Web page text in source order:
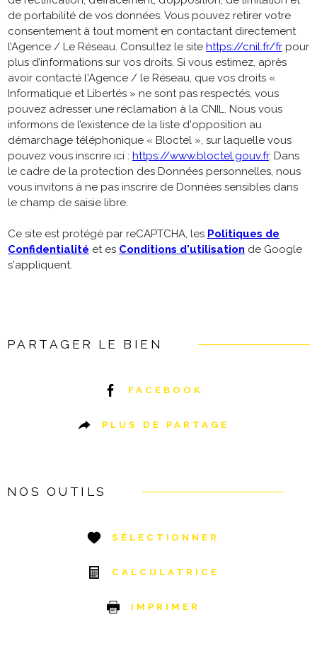
de portabilité de vos données. Vous pouvez retirer votre
consentement à tout moment en contactant directement
l’Agence / Le Réseau. Consultez le site https://cnil.fr/fr pour
plus d’informations sur vos droits. Si vous estimez, après
avoir contacté l'Agence / le Réseau, que vos droits «
Informatique et Libertés » ne sont pas respectés, vous
pouvez adresser une réclamation à la CNIL. Nous vous
informons de l’existence de la liste d'opposition au
démarchage téléphonique « Bloctel », sur laquelle vous
pouvez vous inscrire ici : https://www.bloctel.gouv.fr. Dans
le cadre de la protection des Données personnelles, nous
vous invitons à ne pas inscrire de Données sensibles dans
le champ de saisie libre.
Ce site est protégé par reCAPTCHA, les Politiques de
Confidentialité et es Conditions d'utilisation de Google
s'appliquent.
PARTAGER LE BIEN
FACEBOOK
PLUS DE PARTAGE
NOS OUTILS
SÉLECTIONNER
CALCULATRICE
IMPRIMER